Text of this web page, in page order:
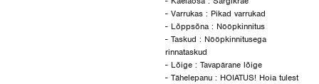
- Varrukas : Pikad varrukad
- Lõppsõna : Nööpkinnitus
- Taskud : Nööpkinnitusega
rinnataskud
- Lõige : Tavapärane lõige
- Tähelepanu : HOIATUS! Hoia tulest